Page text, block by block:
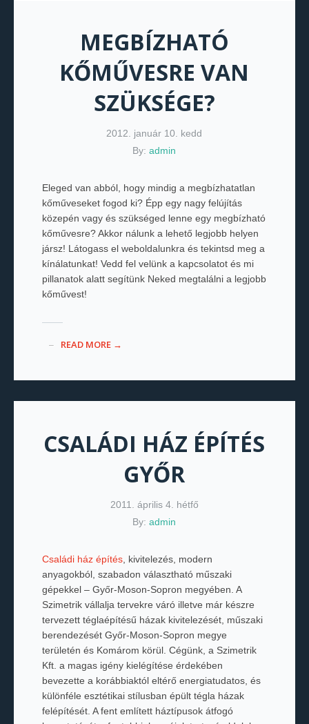
MEGBÍZHATÓ
KŐMŰVESRE VAN
SZÜKSÉGE?
2012. január 10. kedd
By:admin
Eleged van abból, hogy mindig a megbízhatatlan
kőműveseket fogod ki? Épp egy nagy felújítás
közepén vagy és szükséged lenne egy megbízható
kőművesre? Akkor nálunk a lehető legjobb helyen
jársz! Látogass el weboldalunkra és tekintsd meg a
kínálatunkat! Vedd fel velünk a kapcsolatot és mi
pillanatok alatt segítünk Neked megtalálni a legjobb
kőművest!
READ MORE →
CSALÁDI HÁZ ÉPÍTÉS
GYŐR
2011. április 4. hétfő
By:admin
Családi ház építés, kivitelezés, modern
anyagokból, szabadon választható műszaki
gépekkel – Győr-Moson-Sopron megyében. A
Szimetrik vállalja tervekre váró illetve már készre
tervezett téglaépítésű házak kivitelezését, műszaki
berendezését Győr-Moson-Sopron megye
területén és Komárom körül. Cégünk, a Szimetrik
Kft. a magas igény kielégítése érdekében
bevezette a korábbiaktól eltérő energiatudatos, és
különféle esztétikai stílusban épült tégla házak
felépítését. A fent említett háztípusok átfogó